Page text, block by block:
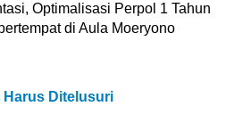
Optimalisasi Perpol 1 Tahun
di Aula Moeryono
Harus Ditelusuri